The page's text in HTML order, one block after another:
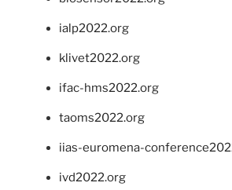
ialp2022.org
klivet2022.org
ifac-hms2022.org
taoms2022.org
iias-euromena-
ivd2022.org